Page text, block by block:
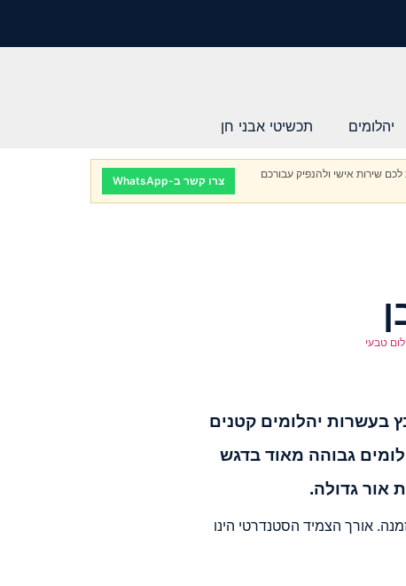
יהלומים תכשיטי אבני חן
שירות אישי ולהנפיק עבורכם
צרו קשר ב-WhatsApp
טבעי
בעשרות יהלומים קטנים
רמת היהלומים גבוהה מאוד בדגש
אור גדולה.
אורך הצמיד הסטנדרטי הינו